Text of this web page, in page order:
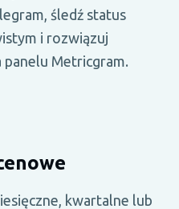
śledź status
i rozwiązuj
panelu Metricgram.
kwartalne lub